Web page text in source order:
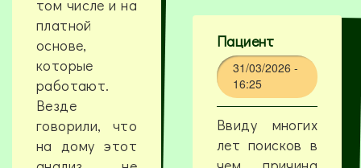
том числе и на
платной
основе,
которые
работают.
Везде
говорили, что
на дому этот
Пациент
31/03/2026 -
16:25
Ввиду многих
лет поисков в